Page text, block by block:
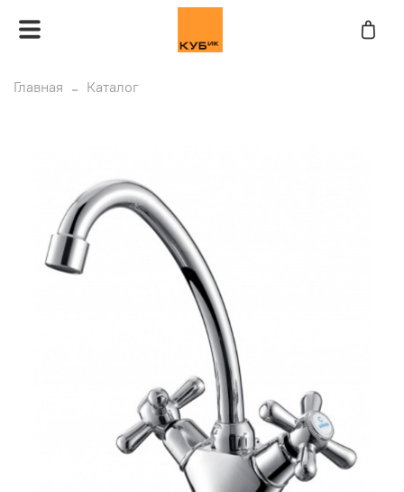
Главная Каталог